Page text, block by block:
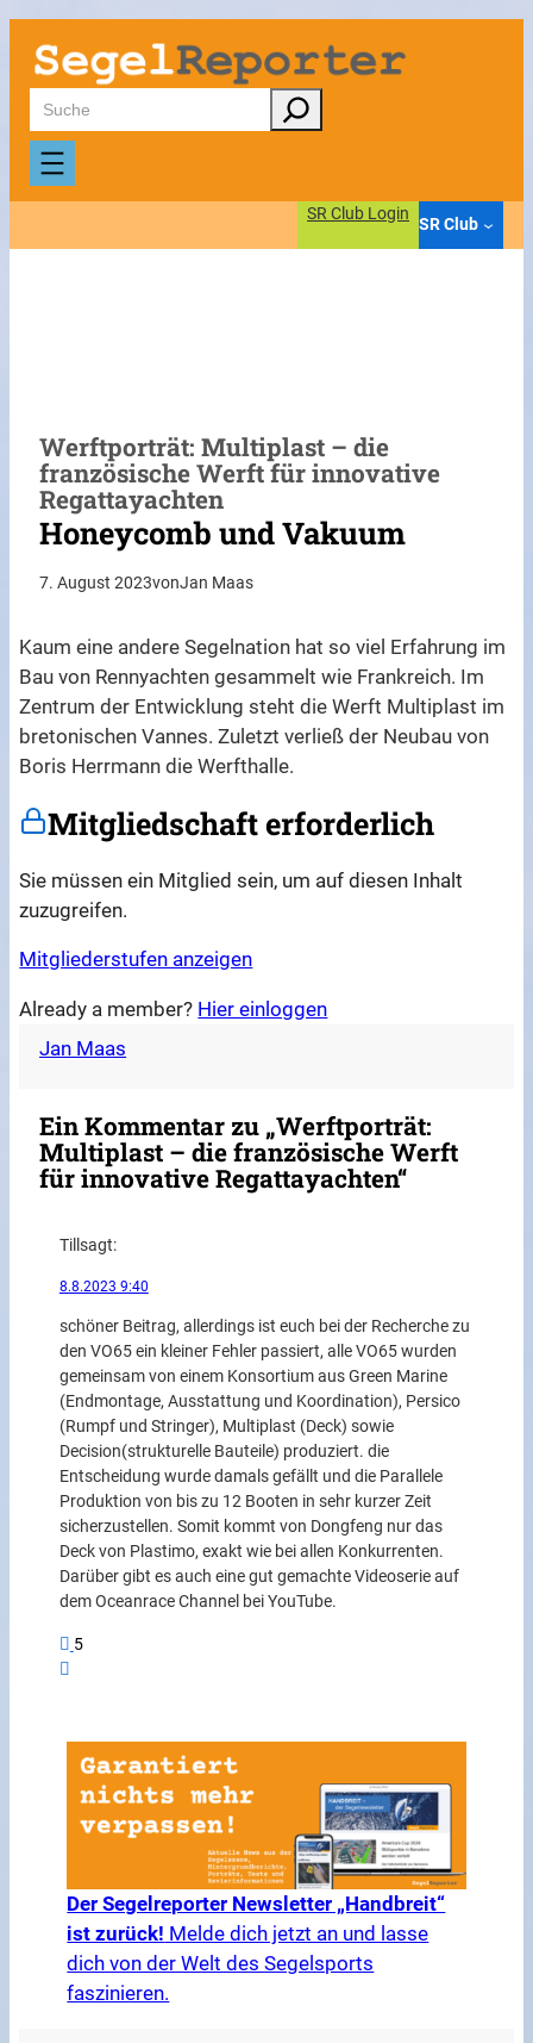
Zum
Inhalt
springen
Suchen
SR Club Login
SR Club
Werftporträt: Multiplast – die
französische Werft für innovative
Regattayachten
Honeycomb und Vakuum
7. August 2023vonJan Maas
Kaum eine andere Segelnation hat so viel Erfahrung im
Bau von Rennyachten gesammelt wie Frankreich. Im
Zentrum der Entwicklung steht die Werft Multiplast im
bretonischen Vannes. Zuletzt verließ der Neubau von
Boris Herrmann die Werfthalle.
Mitgliedschaft erforderlich
Sie müssen ein Mitglied sein, um auf diesen Inhalt
zuzugreifen.
Mitgliederstufen anzeigen
Already a member? Hier einloggen
Jan Maas
Ein Kommentar zu „Werftporträt:
Multiplast – die französische Werft
für innovative Regattayachten“
Till sagt:
8.8.2023 9:40
schöner Beitrag, allerdings ist euch bei der Recherche zu
den VO65 ein kleiner Fehler passiert, alle VO65 wurden
gemeinsam von einem Konsortium aus Green Marine
(Endmontage, Ausstattung und Koordination), Persico
(Rumpf und Stringer), Multiplast (Deck) sowie
Decision(strukturelle Bauteile) produziert. die
Entscheidung wurde damals gefällt und die Parallele
Produktion von bis zu 12 Booten in sehr kurzer Zeit
sicherzustellen. Somit kommt von Dongfeng nur das
Deck von Plastimo, exakt wie bei allen Konkurrenten.
Darüber gibt es auch eine gut gemachte Videoserie auf
dem Oceanrace Channel bei YouTube.
5
Der Segelreporter Newsletter „Handbreit“
ist zurück! Melde dich jetzt an und lasse
dich von der Welt des Segelsports
faszinieren.